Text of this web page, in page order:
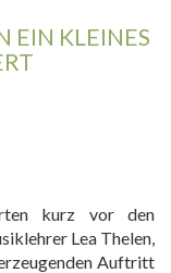
EIN KLEINES
kurz vor den
Lea Thelen,
Auftritt